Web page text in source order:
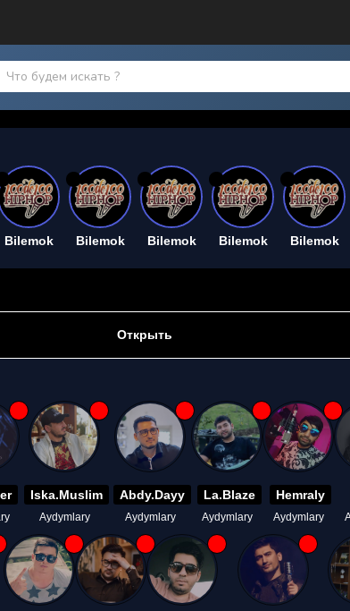
Bilemok Bilemok Bilemok Bilemok Bilemok
Открыть
Iska.Muslim
Aydymlary
Abdy.Dayy
Aydymlary
La.Blaze
Aydymlary
Hemraly
Aydymlary